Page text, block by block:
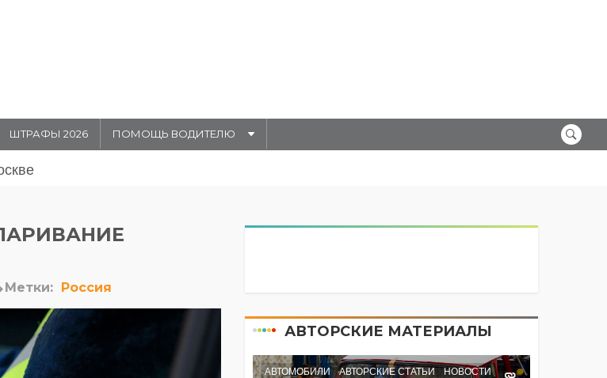
ШТРАФЫ 2026 ПОМОЩЬ ВОДИТЕЛЮ
в Москве
Метки: Россия
АВТОРСКИЕ МАТЕРИАЛЫ
АВТОМОБИЛИ АВТОРСКИЕ СТАТЬИ НОВОСТИ